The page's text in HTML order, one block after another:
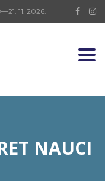
11. 2026.
NAUCI